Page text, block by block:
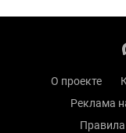
О проекте
Реклама